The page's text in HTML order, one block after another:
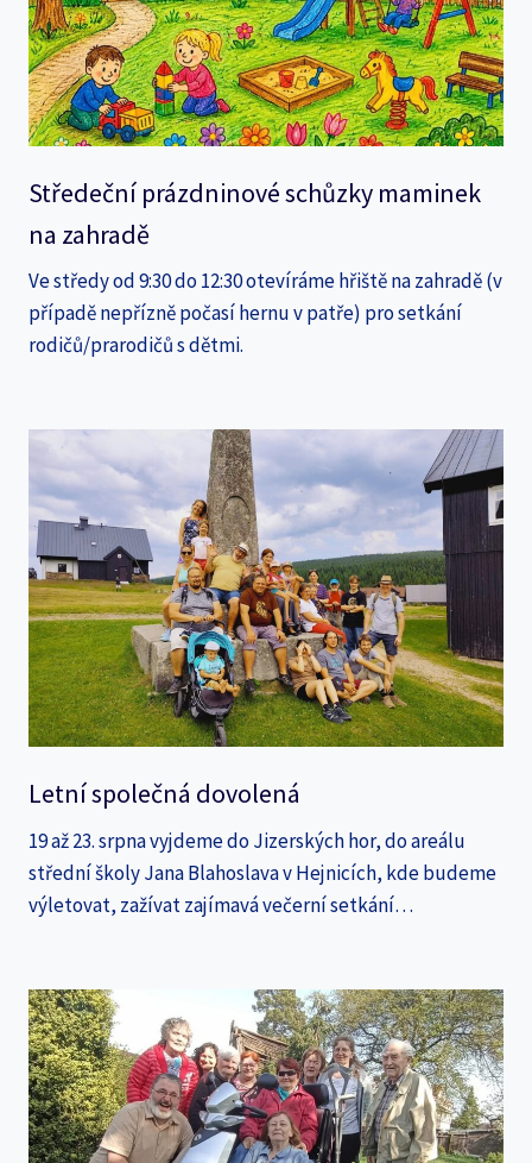
Středeční prázdninové schůzky maminek
na zahradě
Ve středy od 9:30 do 12:30 otevíráme hřiště na zahradě (v
případě nepřízně počasí hernu v patře) pro setkání
rodičů/prarodičů s dětmi.
Letní společná dovolená
19 až 23. srpna vyjdeme do Jizerských hor, do areálu
střední školy Jana Blahoslava v Hejnicích, kde budeme
výletovat, zažívat zajímavá večerní setkání…